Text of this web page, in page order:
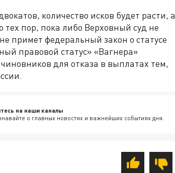
количество исков будет расти, а
пор, пока либо Верховный суд не
примет федеральный закон о статусе
правовой статус» «Вагнера»
для отказа в выплатах тем,
на наши каналы
о главных новостях и важнейших событиях дня.